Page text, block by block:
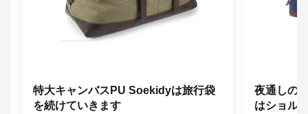
特大キャンバスPU Soekidyは旅行袋
を続けていきます
夜通しの
はショル